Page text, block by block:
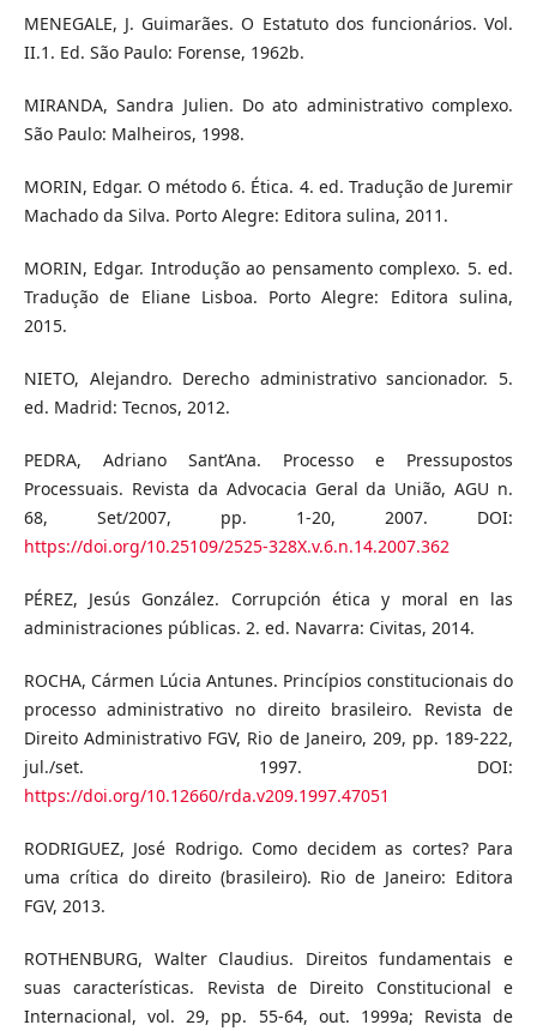
MENEGALE, J. Guimarães. O Estatuto dos funcionários. Vol.
II.1. Ed. São Paulo: Forense, 1962b.
MIRANDA, Sandra Julien. Do ato administrativo complexo.
São Paulo: Malheiros, 1998.
MORIN, Edgar. O método 6. Ética. 4. ed. Tradução de Juremir
Machado da Silva. Porto Alegre: Editora sulina, 2011.
MORIN, Edgar. Introdução ao pensamento complexo. 5. ed.
Tradução de Eliane Lisboa. Porto Alegre: Editora sulina,
2015.
NIETO, Alejandro. Derecho administrativo sancionador. 5.
ed. Madrid: Tecnos, 2012.
PEDRA, Adriano Sant’Ana. Processo e Pressupostos
Processuais. Revista da Advocacia Geral da União, AGU n.
68, Set/2007, pp. 1-20, 2007. DOI:
https://doi.org/10.25109/2525-328X.v.6.n.14.2007.362
PÉREZ, Jesús González. Corrupción ética y moral en las
administraciones públicas. 2. ed. Navarra: Civitas, 2014.
ROCHA, Cármen Lúcia Antunes. Princípios constitucionais do
processo administrativo no direito brasileiro. Revista de
Direito Administrativo FGV, Rio de Janeiro, 209, pp. 189-222,
jul./set. 1997. DOI:
https://doi.org/10.12660/rda.v209.1997.47051
RODRIGUEZ, José Rodrigo. Como decidem as cortes? Para
uma crítica do direito (brasileiro). Rio de Janeiro: Editora
FGV, 2013.
ROTHENBURG, Walter Claudius. Direitos fundamentais e
suas características. Revista de Direito Constitucional e
Internacional, vol. 29, pp. 55-64, out. 1999a; Revista de